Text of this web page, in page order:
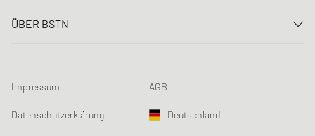
Loyalty Program
Produktsicherheit
Registrieren
Newsletter-Registrierung
Datenerfassung
ÜBER BSTN
Chronicles
Sustainability
Impressum AGB
Datenschutzerklärung Deutschland